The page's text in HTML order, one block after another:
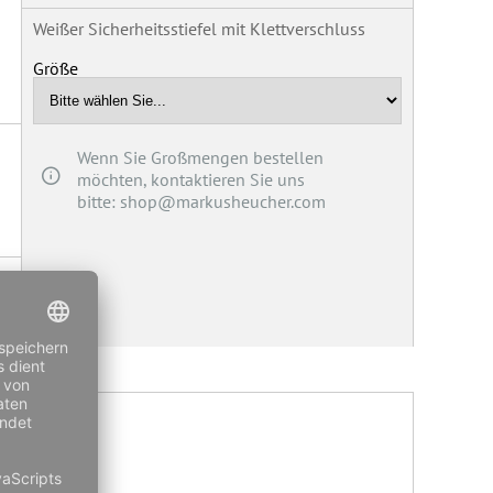
Weißer Sicherheitsstiefel mit Klettverschluss
Größe
Wenn Sie Großmengen bestellen
möchten, kontaktieren Sie uns
bitte: shop@markusheucher.com